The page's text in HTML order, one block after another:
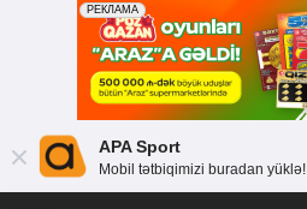
APA Sport
Mobil tətbiqimizi buradan yüklə!